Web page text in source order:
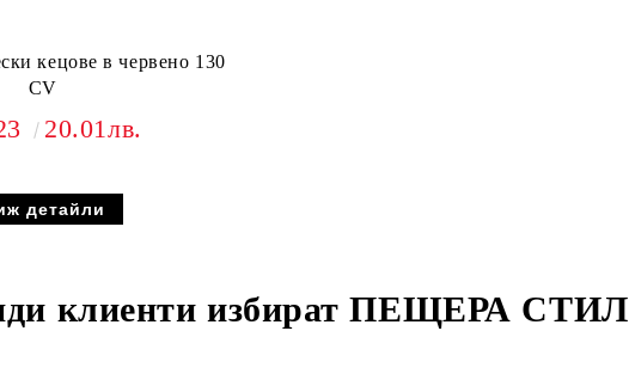
кецове в червено 130
CV
20.01лв.
детайли
клиенти избиратПЕЩЕРА СТИЛ